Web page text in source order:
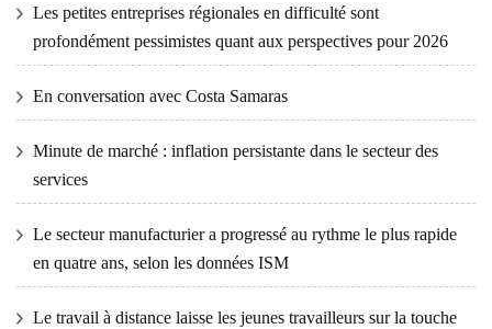
Les petites entreprises régionales en difficulté sont
profondément pessimistes quant aux perspectives pour 2026
En conversation avec Costa Samaras
Minute de marché : inflation persistante dans le secteur des
services
Le secteur manufacturier a progressé au rythme le plus rapide
en quatre ans, selon les données ISM
Le travail à distance laisse les jeunes travailleurs sur la touche